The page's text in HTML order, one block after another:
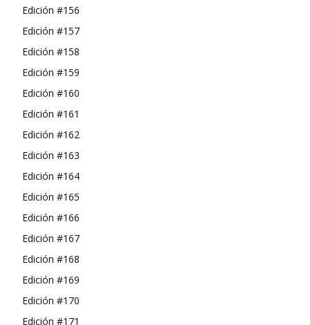
Edición #156
Edición #157
Edición #158
Edición #159
Edición #160
Edición #161
Edición #162
Edición #163
Edición #164
Edición #165
Edición #166
Edición #167
Edición #168
Edición #169
Edición #170
Edición #171